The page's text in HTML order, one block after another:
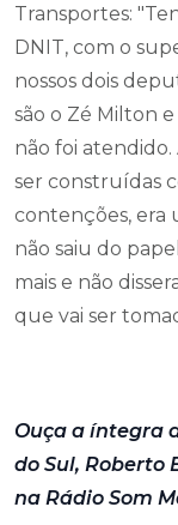
Transportes:
DNIT, com o
nossos dois
são o Zé Milton
não foi atendido.
ser construídas
contenções, era
não saiu do
mais e não
que vai ser
Ouça a íntegra
do Sul, Roberto
na Rádio Som